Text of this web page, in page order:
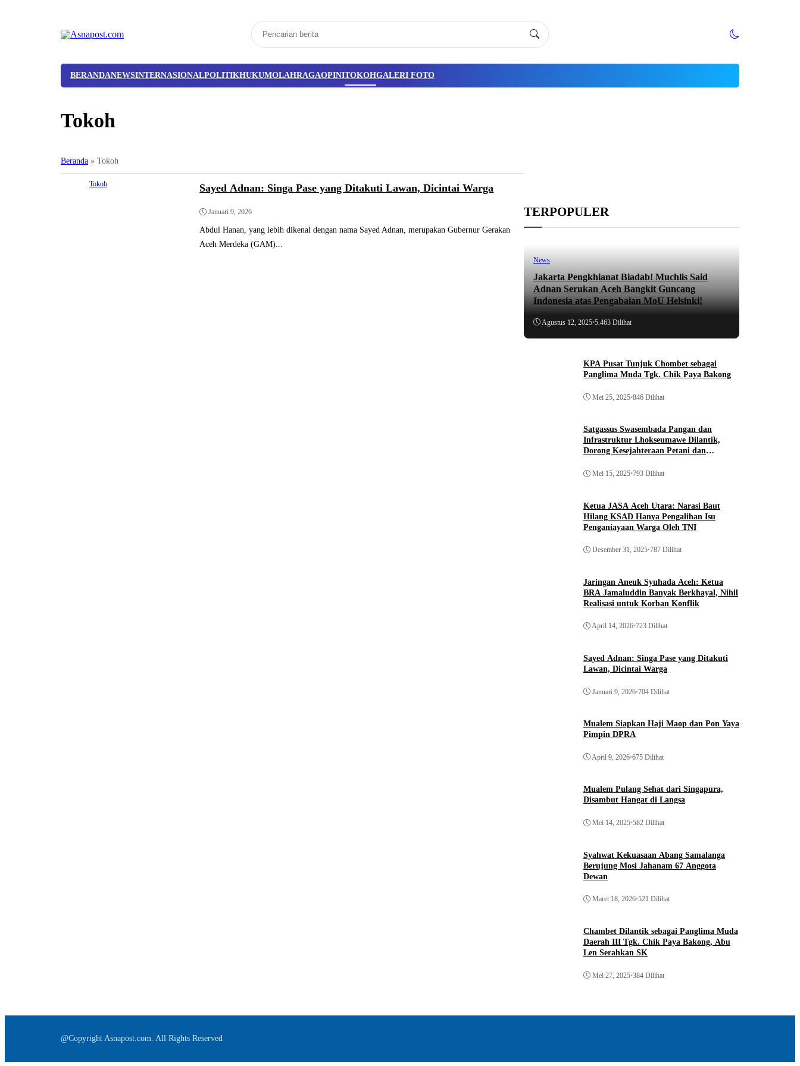
BERANDANEWSINTERNASIONALPOLITIKHUKUMOLAHRAGAOPINITOKOHGALERI FOTO
Tokoh
Beranda » Tokoh
Tokoh Sayed Adnan: Singa Pase yang Ditakuti Lawan, Dicintai Warga
Januari 9, 2026
Abdul Hanan, yang lebih dikenal dengan nama Sayed Adnan, merupakan Gubernur Gerakan
Aceh Merdeka (GAM)...
TERPOPULER
News
Jakarta Pengkhianat Biadab! Muchlis Said
Adnan Serukan Aceh Bangkit Guncang
Indonesia atas Pengabaian MoU Helsinki!
Agustus 12, 2025•5.463 Dilihat
KPA Pusat Tunjuk Chombet sebagai
Panglima Muda Tgk. Chik Paya Bakong
Mei 25, 2025•846 Dilihat
Satgassus Swasembada Pangan dan
Infrastruktur Lhokseumawe Dilantik,
Dorong Kesejahteraan Petani dan
Mei 15, 2025•793 Dilihat
Ketua JASA Aceh Utara: Narasi Baut
Hilang KSAD Hanya Pengalihan Isu
Penganiayaan Warga Oleh TNI
Desember 31, 2025•787 Dilihat
Jaringan Aneuk Syuhada Aceh: Ketua
BRA Jamaluddin Banyak Berkhayal, Nihil
Realisasi untuk Korban Konflik
April 14, 2026•723 Dilihat
Sayed Adnan: Singa Pase yang Ditakuti
Lawan, Dicintai Warga
Januari 9, 2026•704 Dilihat
Mualem Siapkan Haji Maop dan Pon Yaya
Pimpin DPRA
April 9, 2026•675 Dilihat
Mualem Pulang Sehat dari Singapura,
Disambut Hangat di Langsa
Mei 14, 2025•582 Dilihat
Syahwat Kekuasaan Abang Samalanga
Berujung Mosi Jahanam 67 Anggota
Dewan
Maret 18, 2026•521 Dilihat
Chambet Dilantik sebagai Panglima Muda
Daerah III Tgk. Chik Paya Bakong, Abu
Len Serahkan SK
Mei 27, 2025•384 Dilihat
@Copyright Asnapost.com. All Rights Reserved